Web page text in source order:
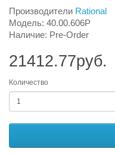
Производители Rational
Модель: 40.00.606P
Наличие: Pre-Order
21412.77руб.
Количество